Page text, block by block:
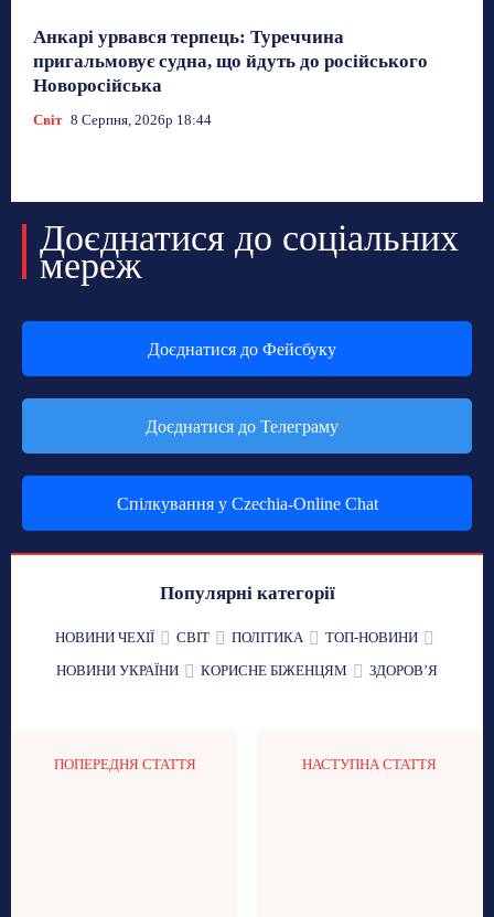
Анкарі урвався терпець: Туреччина
пригальмовує судна, що йдуть до російського
Новоросійська
Світ 8 Серпня, 2026р 18:44
Доєднатися до соціальних
мереж
Доєднатися до Фейсбуку
Доєднатися до Телеграму
Спілкування у Czechia-Online Chat
Популярні категорії
НОВИНИ ЧЕХІЇ СВІТ ПОЛІТИКА
ТОП-НОВИНИ
НОВИНИ УКРАЇНИ
КОРИСНЕ БІЖЕНЦЯМ ЗДОРОВʼЯ
ПОПЕРЕДНЯ СТАТТЯ НАСТУПНА СТАТТЯ